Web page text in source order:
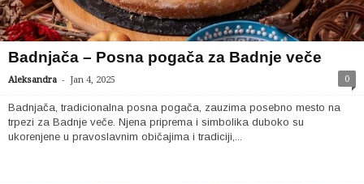
Badnjača – Posna pogača za Badnje veče
Aleksandra - Jan 4, 2025 0
Badnjača, tradicionalna posna pogača, zauzima posebno mesto na
trpezi za Badnje veče. Njena priprema i simbolika duboko su
ukorenjene u pravoslavnim običajima i tradiciji,...